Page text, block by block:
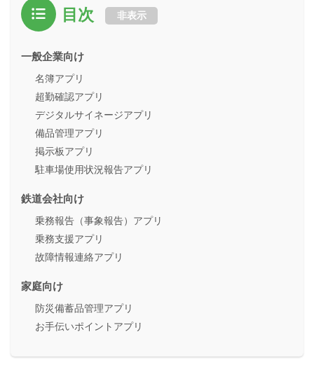
目次 非表示
一般企業向け
名簿アプリ
超勤確認アプリ
デジタルサイネージアプリ
備品管理アプリ
掲示板アプリ
駐車場使用状況報告アプリ
鉄道会社向け
乗務報告（事象報告）アプリ
乗務支援アプリ
故障情報連絡アプリ
家庭向け
防災備蓄品管理アプリ
お手伝いポイントアプリ